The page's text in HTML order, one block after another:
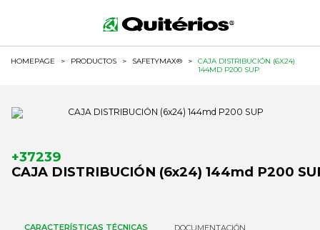
HOMEPAGE > PRODUCTOS > SAFETYMAX® >
CAJA DISTRIBUCIÓN (6X24)
144MD P200 SUP
+37239
CAJA DISTRIBUCIÓN (6x24) 144md P200
CARACTERÍSTICAS TÉCNICAS DOCUMENTACIÓN